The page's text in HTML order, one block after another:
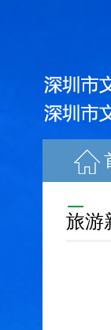
旅游